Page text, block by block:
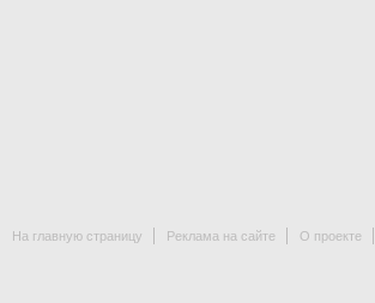
На главную страницу Реклама на сайте О проекте